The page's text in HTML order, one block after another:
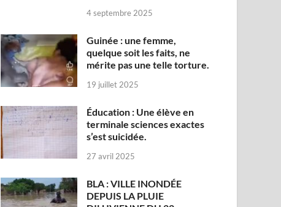
4 septembre 2025
Guinée : une femme,
quelque soit les faits, ne
mérite pas une telle torture.
19 juillet 2025
Éducation : Une élève en
terminale sciences exactes
s’est suicidée.
27 avril 2025
BLA : VILLE INONDÉE
DEPUIS LA PLUIE